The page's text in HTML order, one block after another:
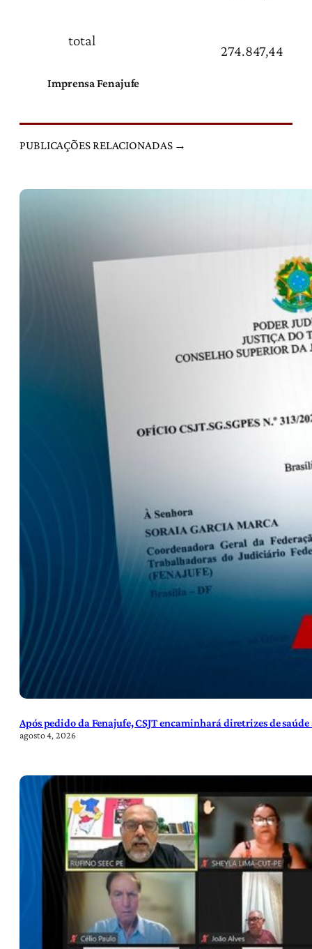
total
274.847,44
Imprensa Fenajufe
PUBLICAÇÕES RELACIONADAS →
Após pedido da Fenajufe, CSJT encaminhará diretrizes de
agosto 4, 2026